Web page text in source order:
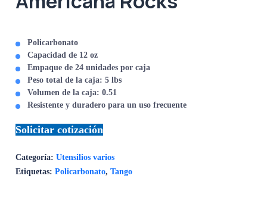
Policarbonato
Capacidad de 12 oz
Empaque de 24 unidades por caja
Peso total de la caja: 5 lbs
Volumen de la caja: 0.51
Resistente y duradero para un uso frecuente
Solicitar cotización
Categoría:Utensilios varios
Etiquetas:Policarbonato,Tango